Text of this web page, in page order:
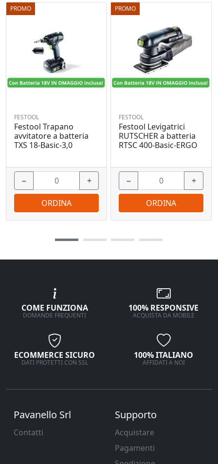
PROMO
FESTOOL
Festool Trapano
avvitatore a batteria
TXS 18-Basic-3,0
− +
ORDINA
PROMO
FESTOOL
Festool Levigatrici
RUTSCHER a batteria
RTSC 400-Basic-ERGO
− +
ORDINA
COME FUNZIONA
DOMANDE FREQUENTI
100% RESPONSIVE
ACQUISTA DA MOBILE
ECOMMERCE SICURO
DATI PROTETTI CON SSL
100% ITALIANO
AFFIDATI A NOI
Pavanello Srl
Contatti
Supporto
Acquistare
Pagamenti